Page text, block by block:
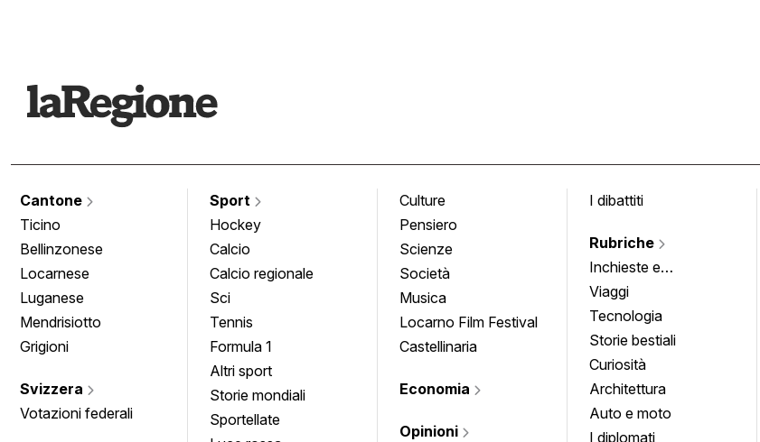
Cantone
Ticino
Bellinzonese
Locarnese
Luganese
Mendrisiotto
Grigioni
Svizzera
Votazioni federali
Sport
Hockey
Calcio
Calcio regionale
Sci
Tennis
Formula 1
Altri sport
Storie mondiali
Sportellate
Culture
Pensiero
Scienze
Società
Musica
Locarno Film Festival
Castellinaria
Economia
Opinioni
I dibattiti
Rubriche
Inchieste e
approfondimenti
Viaggi
Tecnologia
Storie bestiali
Curiosità
Architettura
Auto e moto
I diplomati